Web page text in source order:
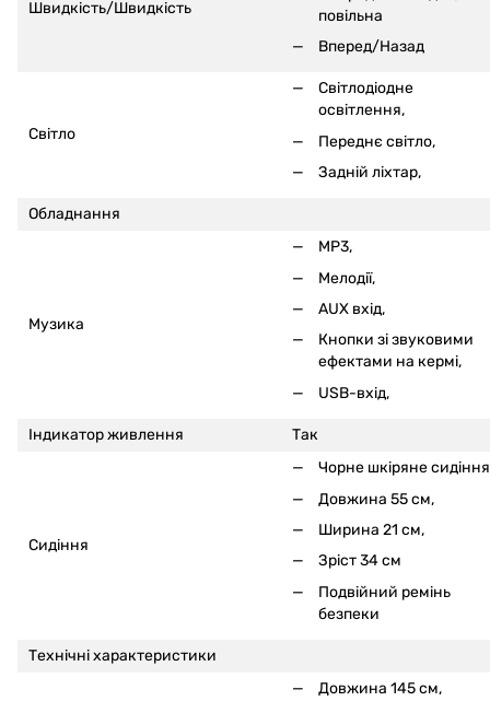
Швидкість/Швидкість
повільна
Вперед/Назад
Світло
Світлодіодне
освітлення,
Переднє світло,
Задній ліхтар,
Обладнання
Музика
MP3,
Мелодії,
AUX вхід,
Кнопки зі звуковими
ефектами на кермі,
USB-вхід,
Індикатор живлення Так
Сидіння
Чорне шкіряне
Довжина 55 см,
Ширина 21 см,
Зріст 34 см
Подвійний ремінь
безпеки
Технічні характеристики
Довжина 145 см,